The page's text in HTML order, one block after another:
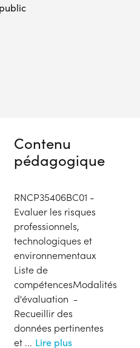
Contenu
pédagogique
RNCP35406BC01 -
Evaluer les risques
professionnels,
technologiques et
environnementaux
Liste de
compétencesModalités
d'évaluation -
Recueillir des
données pertinentes
et ... Lire plus